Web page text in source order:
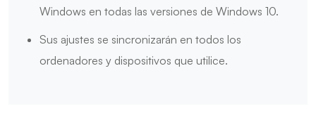
Windows en todas las versiones de Windows 10.
Sus ajustes se sincronizarán en todos los
ordenadores y dispositivos que utilice.